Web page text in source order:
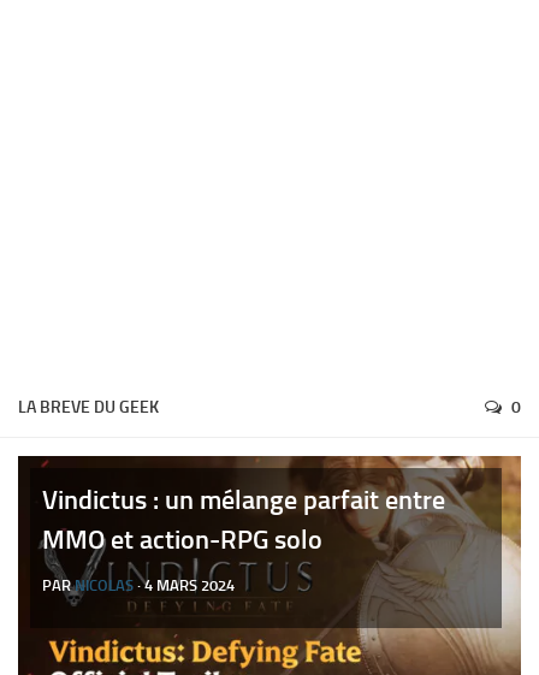
LA BREVE DU GEEK 0
Vindictus : un mélange parfait entre
MMO et action-RPG solo
PARNICOLAS · 4 MARS 2024